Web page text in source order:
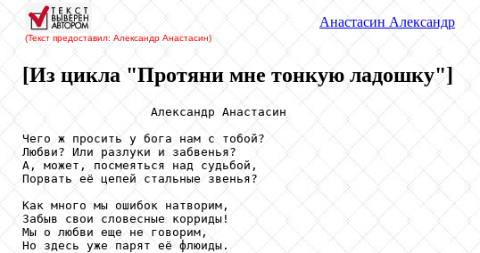
(Текст предоставил: Александр Анастасин)
Анастасин Александр
[Из цикла "Протяни мне тонкую ладошку"]
                  Александр Анастасин
Чего ж просить у бога нам с тобой?
Любви? Или разлуки и забвенья?
А, может, посмеяться над судьбой,
Порвать её цепей стальные звенья?
Как много мы ошибок натворим,
Забыв свои словесные корриды!
Мы о любви еще не говорим,
Но здесь уже парят её флюиды.